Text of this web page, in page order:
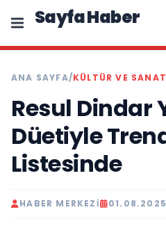
Sayfa Haber
ANA SAYFA/KÜLTÜR VE SANAT
Resul Dindar
Düetiyle
Listesinde
HABER MERKEZI